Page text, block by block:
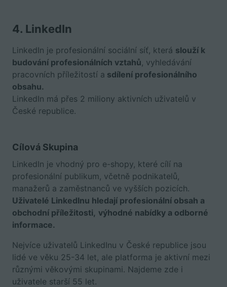
4. LinkedIn
LinkedIn je profesionální sociální síť, která slouží k
budování profesionálních vztahů, vyhledávání
pracovních příležitostí a sdílení profesionálního
obsahu.
LinkedIn má přes 2 miliony aktivních uživatelů v
České republice.
Cílová Skupina
LinkedIn je vhodný pro e-shopy, které cílí na
profesionální publikum, včetně podnikatelů,
manažerů a zaměstnanců ve vyšších pozicích.
Uživatelé LinkedInu hledají profesionální obsah a
obchodní příležitosti, výhodné nabídky a odborné
informace.
Nejvíce uživatelů LinkedInu v České republice jsou
lidé ve věku 25-34 let, ale platforma je aktivní mezi
různými věkovými skupinami. Najdeme zde i
uživatele starší 55 let.